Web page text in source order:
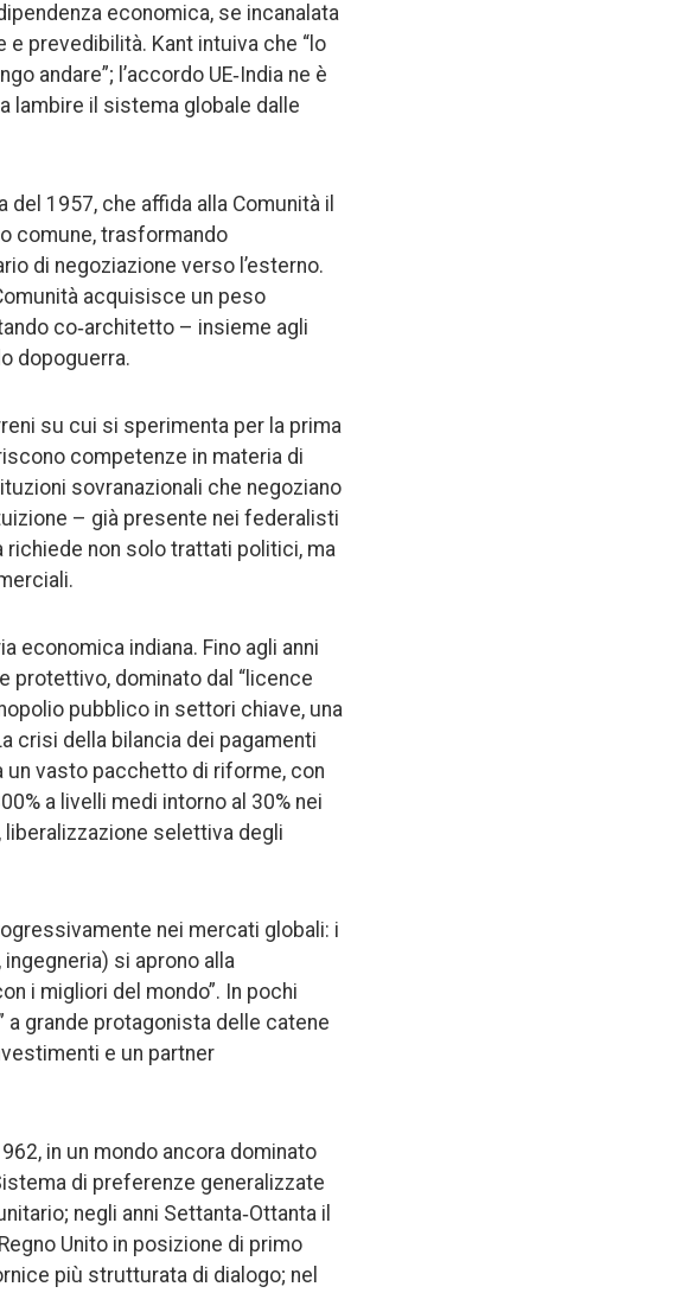
economica, se incanalata
prevedibilità. Kant intuiva che “lo
andare”; l’accordo UE‑India ne è
lambire il sistema globale dalle
1957, che affida alla Comunità il
comune, trasformando
di negoziazione verso l’esterno.
acquisisce un peso
co‑architetto – insieme agli
dopoguerra.
su cui si sperimenta per la prima
competenze in materia di
sovranazionali che negoziano
– già presente nei federalisti
non solo trattati politici, ma
economica indiana. Fino agli anni
protettivo, dominato dal “licence
pubblico in settori chiave, una
crisi della bilancia dei pagamenti
un vasto pacchetto di riforme, con
a livelli medi intorno al 30% nei
selettiva degli
nei mercati globali: i
si aprono alla
i migliori del mondo”. In pochi
a grande protagonista delle catene
e un partner
in un mondo ancora dominato
di preferenze generalizzate
negli anni Settanta‑Ottanta il
Unito in posizione di primo
più strutturata di dialogo; nel